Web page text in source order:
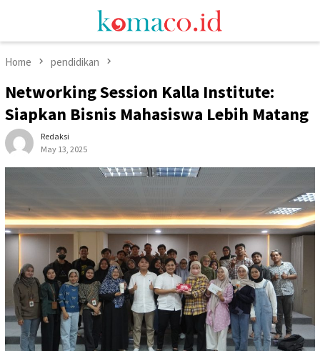
Menu
Home pendidikan
Networking Session Kalla Institute:
Siapkan Bisnis Mahasiswa Lebih Matang
Redaksi
May 13, 2025